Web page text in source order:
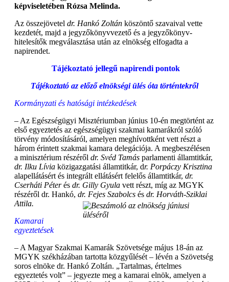
képviseletében Rózsa Melinda.
Az összejövetel dr. Hankó Zoltán köszöntő szavaival vette
kezdetét, majd a jegyzőkönyvvezető és a jegyzőkönyv-
hitelesítők megválasztása után az elnökség elfogadta a
napirendet.
Tájékoztató jellegű napirendi pontok
Tájékoztató az előző elnökségi ülés óta történtekről
Kormányzati és hatósági intézkedések
– Az Egészségügyi Misztériumban június 10-én megtörtént az
első egyeztetés az egészségügyi szakmai kamarákról szóló
törvény módosításáról, amelyen meghívottként vett részt a
három érintett szakmai kamara delegációja. A megbeszélésen
a minisztérium részéről dr. Svéd Tamás parlamenti államtitkár,
dr. Ilku Lívia közigazgatási államtitkár, dr. Porpáczy Krisztina
alapellátásért és integrált ellátásért felelős államtitkár, dr.
Cserháti Péterés dr. Gilly Gyula vett részt, míg az MGYK
részéről dr. Hankó, dr. Fejes Szabolcs és dr. Horváth-Sziklai
Attila.
Kamarai
egyeztetések
– A Magyar Szakmai Kamarák Szövetsége május 18-án az
MGYK székházában tartotta közgyűlését – lévén a Szövetség
soros elnöke dr. Hankó Zoltán. „Tartalmas, értelmes
egyeztetés volt” – jegyezte meg a kamarai elnök, amelyen a